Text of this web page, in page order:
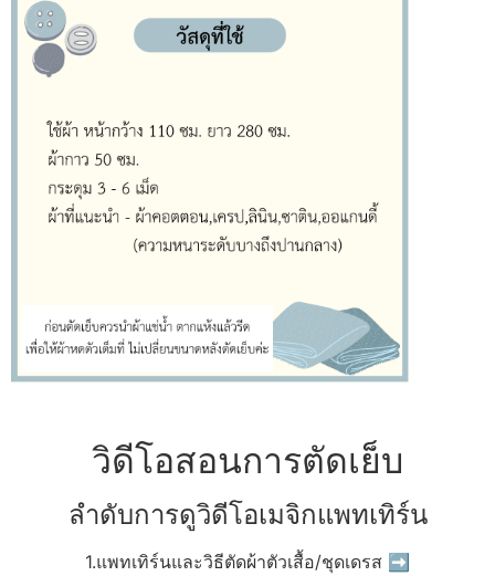
วิดีโอสอนการตัดเย็บ
ลำดับการดูวิดีโอเมจิกแพทเทิร์น
1.แพทเทิร์นและวิธีตัดผ้าตัวเสื้อ/ชุดเดรส ➡